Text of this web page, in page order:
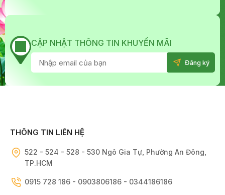
CẬP NHẬT THÔNG TIN KHUYẾN MÃI
THÔNG TIN LIÊN HỆ
522 - 524 - 528 - 530 Ngô Gia Tự, Phường An Đông,
TP.HCM
0915 728 186 - 0903806186 - 0344186186